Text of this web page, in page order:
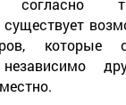
согласно
которые
независимо